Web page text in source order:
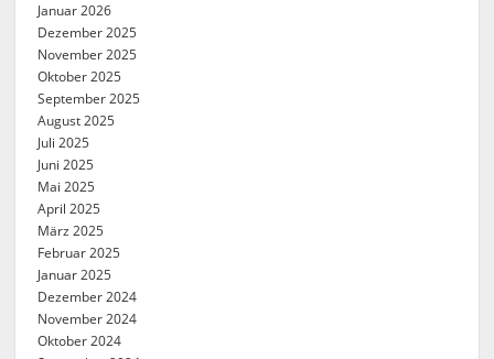
Januar 2026
Dezember 2025
November 2025
Oktober 2025
September 2025
August 2025
Juli 2025
Juni 2025
Mai 2025
April 2025
März 2025
Februar 2025
Januar 2025
Dezember 2024
November 2024
Oktober 2024